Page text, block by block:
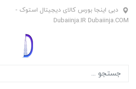
دبی اینجا بورس کالای دیجیتال استوک -
Dubaiinja.IR Dubaiinja.COM